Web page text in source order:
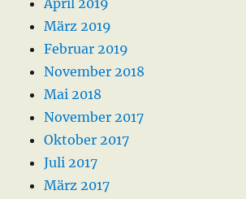
April 2019
März 2019
Februar 2019
November 2018
Mai 2018
November 2017
Oktober 2017
Juli 2017
März 2017